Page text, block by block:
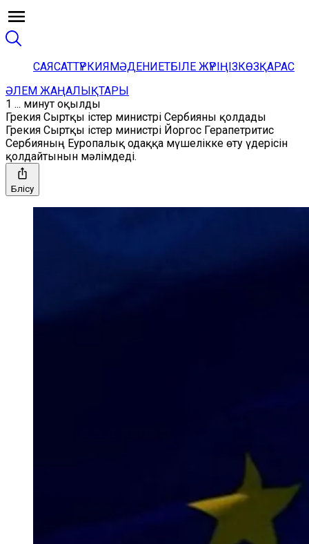
САЯСАТТҮРКИЯМӘДЕНИЕТБІЛЕ ЖҮРІҢІЗКӨЗҚАРАС
ӘЛЕМ ЖАҢАЛЫҚТАРЫ
1 ... минут оқылды
Грекия Сыртқы істер министрі Сербияны қолдады
Грекия Сыртқы істер министрі Йоргос Герапетритис
Сербияның Еуропалық одаққа мүшелікке өту үдерісін
қолдайтынын мәлімдеді.
Бөлісу